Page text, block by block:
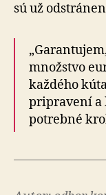
sú už
množstvo
každého
pripravení a
potrebné